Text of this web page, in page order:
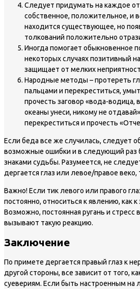
Следует придумать на каждое
собственное, положительное, и
находится существующее, но
толкований положительно
Иногда помогает обыкновенное
некоторых случаях позитивный
защищает от мелких
Народные методы – протереть
пальцами и перекреститься,
прочесть заговор «вода-водица,
океаны унеси, никому не
перекреститься и прочесть
Если беда все же случилась, следует
возможные ошибки и в следующий раз
знаками судьбы. Разумеется, не
дергается глаз или левое/правое
Важно!Если тик левого или правого
постоянно, относиться к явлению, как
Возможно, постоянная ругань и стресс
вызывают такую реакцию.
Заключение
По примете дергается правый глаз к
другой стороны, все зависит от того,
суевериям. Если быть настроенным на